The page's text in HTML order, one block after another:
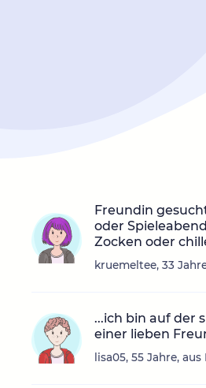
Freundin
oder
Zocken oder
kruemeltee, 33
...ich bin auf der
einer lieben
lisa05, 55 Jahre,